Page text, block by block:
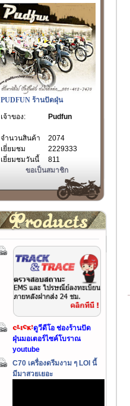
PUDFUN ร้านปัดฝุ่น
เจ้าของ:
Pudfun
จำนวนสินค้า
2074
เยี่ยมชม
2229333
เยี่ยมชมวันนี้
811
ขอเป็นสมาชิก
ดูวีดีโอ ช่องร้านปัด
ฝุ่นมอเตอร์ไซค์โบราณ
youtube
C70 เครื่องดรีมงาม ๆ LOI นี้
มีมาสวยเยอะ